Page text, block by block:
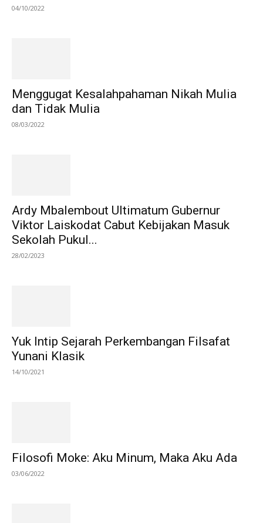
04/10/2022
Menggugat Kesalahpahaman Nikah Mulia
dan Tidak Mulia
08/03/2022
Ardy Mbalembout Ultimatum Gubernur
Viktor Laiskodat Cabut Kebijakan Masuk
Sekolah Pukul...
28/02/2023
Yuk Intip Sejarah Perkembangan Filsafat
Yunani Klasik
14/10/2021
Filosofi Moke: Aku Minum, Maka Aku Ada
03/06/2022